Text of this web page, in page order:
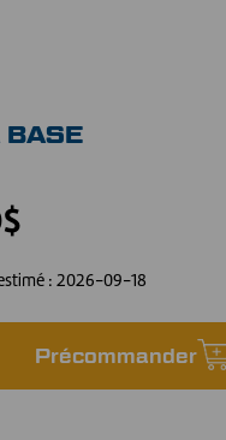
BASE
:2026-09-18
Précommander